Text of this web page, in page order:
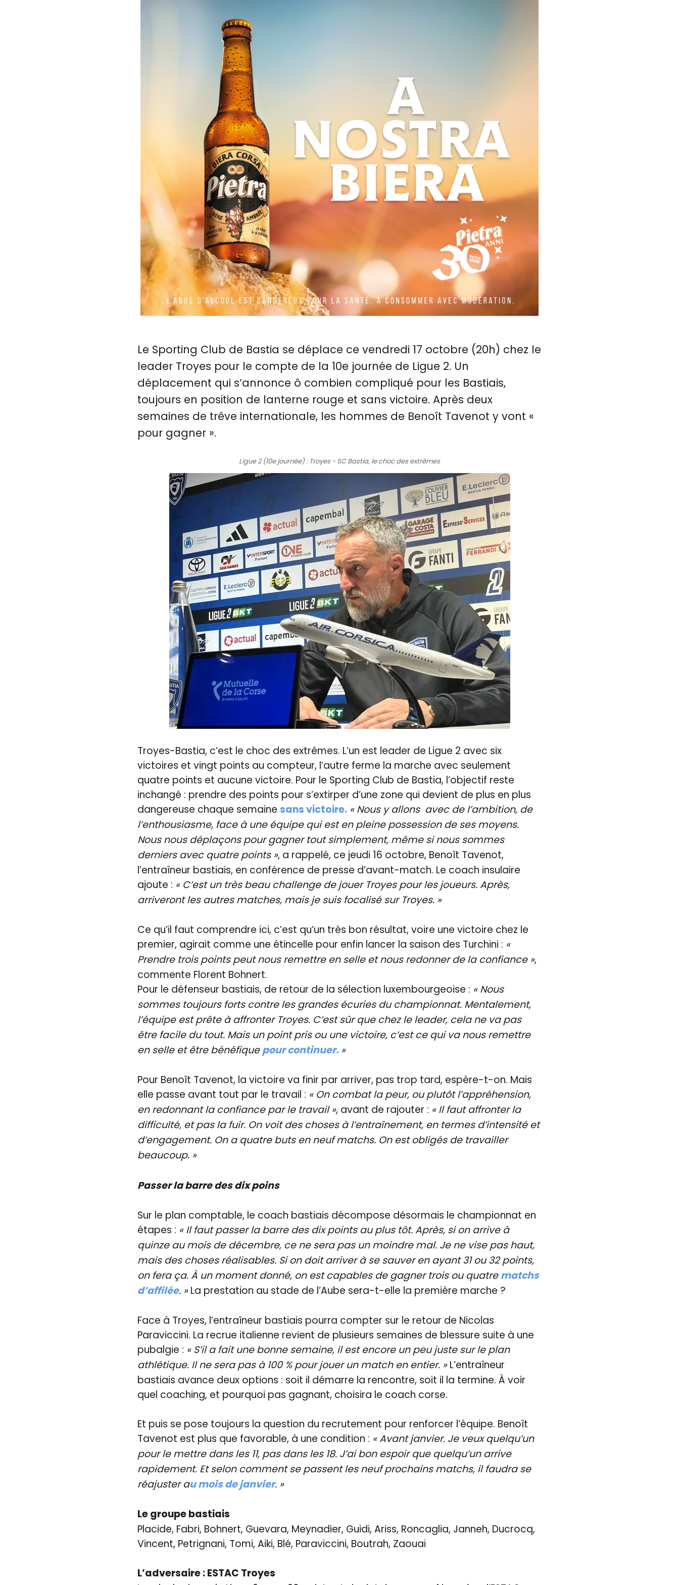
Le Sporting Club de Bastia se déplace ce vendredi 17 octobre (20h) chez le
leader Troyes pour le compte de la 10e journée de Ligue 2. Un
déplacement qui s’annonce ô combien compliqué pour les Bastiais,
toujours en position de lanterne rouge et sans victoire. Après deux
semaines de trêve internationale, les hommes de Benoît Tavenot y vont «
pour gagner ».
Ligue 2 (10e journée) : Troyes - SC Bastia, le choc des extrêmes
Troyes-Bastia, c’est le choc des extrêmes. L’un est leader de Ligue 2 avec six
victoires et vingt points au compteur, l’autre ferme la marche avec seulement
quatre points et aucune victoire. Pour le Sporting Club de Bastia, l’objectif reste
inchangé : prendre des points pour s’extirper d’une zone qui devient de plus en plus
dangereuse chaque semaine sans victoire. « Nous y allons avec de l’ambition, de
l’enthousiasme, face à une équipe qui est en pleine possession de ses moyens.
Nous nous déplaçons pour gagner tout simplement, même si nous sommes
derniers avec quatre points », a rappelé, ce jeudi 16 octobre, Benoît Tavenot,
l’entraîneur bastiais, en conférence de presse d’avant-match. Le coach insulaire
ajoute : « C’est un très beau challenge de jouer Troyes pour les joueurs. Après,
arriveront les autres matches, mais je suis focalisé sur Troyes. »
Ce qu’il faut comprendre ici, c’est qu’un très bon résultat, voire une victoire chez le
premier, agirait comme une étincelle pour enfin lancer la saison des Turchini : «
Prendre trois points peut nous remettre en selle et nous redonner de la confiance »,
commente Florent Bohnert.
Pour le défenseur bastiais, de retour de la sélection luxembourgeoise : « Nous
sommes toujours forts contre les grandes écuries du championnat. Mentalement,
l’équipe est prête à affronter Troyes. C’est sûr que chez le leader, cela ne va pas
être facile du tout. Mais un point pris ou une victoire, c’est ce qui va nous remettre
en selle et être bénéfiquepour continuer. »
Pour Benoît Tavenot, la victoire va finir par arriver, pas trop tard, espère-t-on. Mais
elle passe avant tout par le travail : « On combat la peur, ou plutôt l’appréhension,
en redonnant la confiance par le travail », avant de rajouter : « Il faut affronter la
difficulté, et pas la fuir. On voit des choses à l’entraînement, en termes d’intensité et
d’engagement. On a quatre buts en neuf matchs. On est obligés de travailler
beaucoup. »
Passer la barre des dix poins
Sur le plan comptable, le coach bastiais décompose désormais le championnat en
étapes : « Il faut passer la barre des dix points au plus tôt. Après, si on arrive à
quinze au mois de décembre, ce ne sera pas un moindre mal. Je ne vise pas haut,
mais des choses réalisables. Si on doit arriver à se sauver en ayant 31 ou 32 points,
on fera ça. À un moment donné, on est capables de gagner trois ou quatrematchs
d’affilée. »La prestation au stade de l’Aube sera-t-elle la première marche ?
Face à Troyes, l’entraîneur bastiais pourra compter sur le retour de Nicolas
Paraviccini. La recrue italienne revient de plusieurs semaines de blessure suite à une
pubalgie : « S’il a fait une bonne semaine, il est encore un peu juste sur le plan
athlétique. Il ne sera pas à 100 % pour jouer un match en entier. »L’entraîneur
bastiais avance deux options : soit il démarre la rencontre, soit il la termine. À voir
quel coaching, et pourquoi pas gagnant, choisira le coach corse.
Et puis se pose toujours la question du recrutement pour renforcer l’équipe. Benoît
Tavenot est plus que favorable, à une condition : « Avant janvier. Je veux quelqu’un
pour le mettre dans les 11, pas dans les 18. J’ai bon espoir que quelqu’un arrive
rapidement. Et selon comment se passent les neuf prochains matchs, il faudra se
réajuster au mois de janvier. »
Le groupe bastiais
Placide, Fabri, Bohnert, Guevara, Meynadier, Guidi, Ariss, Roncaglia, Janneh, Ducrocq,
Vincent, Petrignani, Tomi, Aiki, Blé, Paraviccini, Boutrah, Zaouai
L’adversaire : ESTAC Troyes